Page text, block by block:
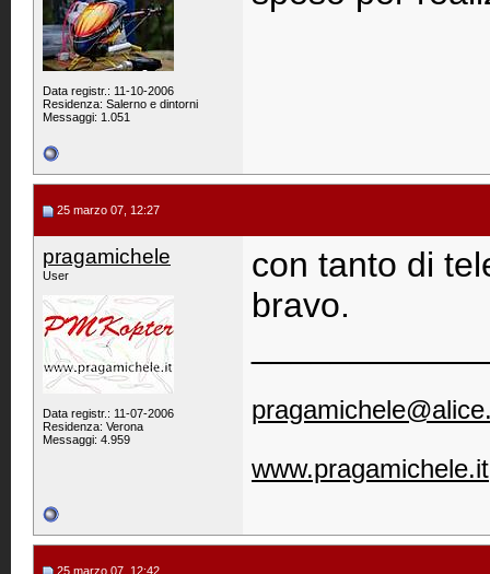
Data registr.: 11-10-2006
Residenza: Salerno e dintorni
Messaggi: 1.051
25 marzo 07, 12:27
pragamichele
User
Data registr.: 11-07-2006
Residenza: Verona
Messaggi: 4.959
con tanto di
bravo.
www.pragamichele.it
25 marzo 07, 12:42